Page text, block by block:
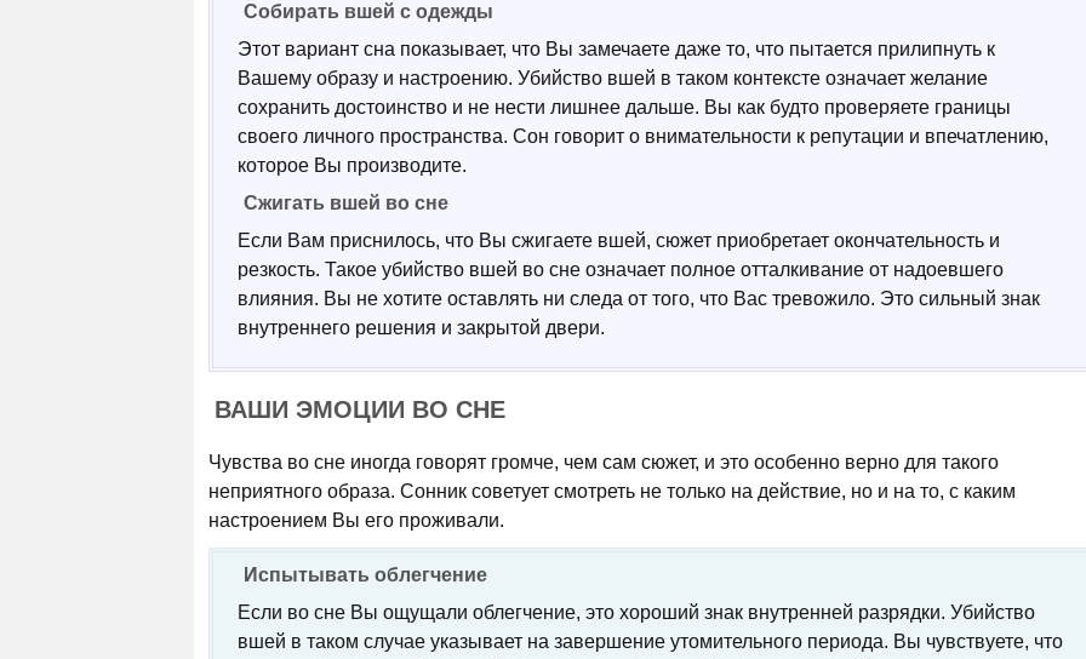
Собирать вшей с одежды
Этот вариант сна показывает, что Вы замечаете даже то, что пытается прилипнуть к
Вашему образу и настроению. Убийство вшей в таком контексте означает желание
сохранить достоинство и не нести лишнее дальше. Вы как будто проверяете границы
своего личного пространства. Сон говорит о внимательности к репутации и впечатлению,
которое Вы производите.
Сжигать вшей во сне
Если Вам приснилось, что Вы сжигаете вшей, сюжет приобретает окончательность и
резкость. Такое убийство вшей во сне означает полное отталкивание от надоевшего
влияния. Вы не хотите оставлять ни следа от того, что Вас тревожило. Это сильный знак
внутреннего решения и закрытой двери.
ВАШИ ЭМОЦИИ ВО СНЕ
Чувства во сне иногда говорят громче, чем сам сюжет, и это особенно верно для такого
неприятного образа. Сонник советует смотреть не только на действие, но и на то, с каким
настроением Вы его проживали.
Испытывать облегчение
Если во сне Вы ощущали облегчение, это хороший знак внутренней разрядки. Убийство
вшей в таком случае указывает на завершение утомительного периода. Вы чувствуете, что